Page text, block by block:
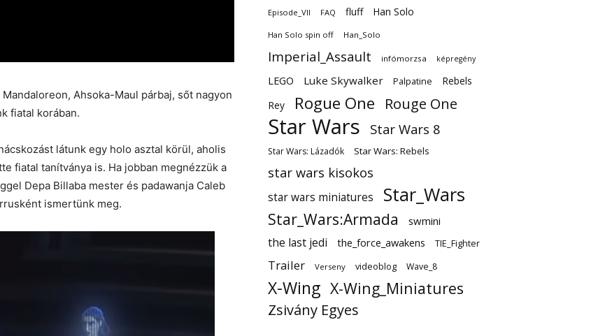
Ahsoka-Maul párbaj, sőt nagyon
fiatal korában.
látunk egy holo asztal körül, aholis
fiatal tanítványa is. Ha jobban megnézzük a
Depa Billaba mester és padawanja Caleb
ismertünk meg.
Episode_VII FAQ fluff Han Solo
Han Solo spin off Han_Solo
Imperial_Assault infómorzsa képregény
LEGO Luke Skywalker Palpatine
Rebels
Rey
Rogue One Rouge One
Star Wars Star Wars 8
Star Wars: Lázadók Star Wars: Rebels
star wars kisokos
star wars miniatures Star_Wars
Star_Wars:Armada swmini
the last jedi the_force_awakens TIE_Fighter
Trailer Verseny videoblog Wave_8
X-Wing X-Wing_Miniatures
Zsivány Egyes